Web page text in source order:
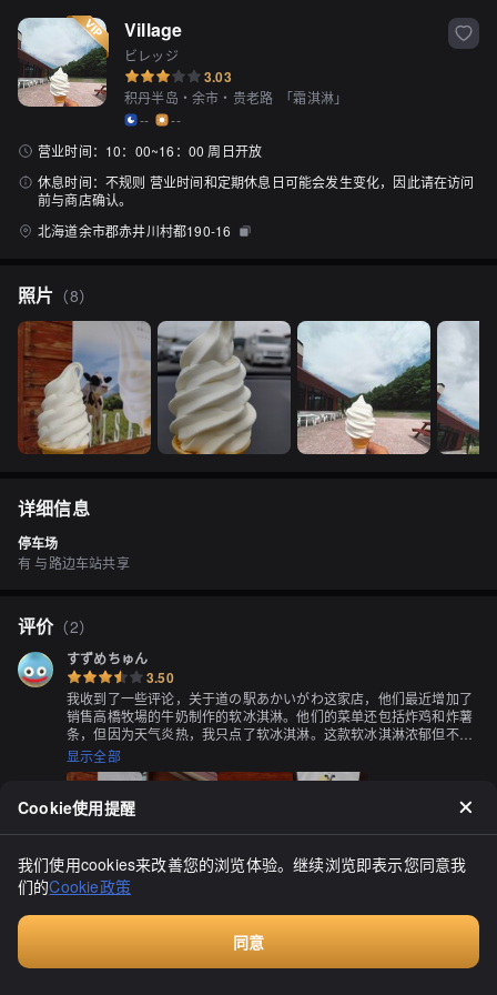
Village
ビレッジ
3.03
积丹半岛・余市・贵老路 「霜淇淋」
--
--
营业时间： 10：00~16：00 周日开放
休息时间： 不规则 营业时间和定期休息日可能会发生变化，因此请在访问
前与商店确认。
北海道余市郡赤井川村都190-16
照片 （8）
详细信息
停车场
有 与路边车站共享
评价（2）
すずめちゅん
3.50
我收到了一些评论，关于道の駅あかいがわ这家店，他们最近增加了
销售高橋牧場的牛奶制作的软冰淇淋。他们的菜单还包括炸鸡和炸薯
条，但因为天气炎热，我只点了软冰淇淋。这款软冰淇淋浓郁但不过
于甜腻，回味清新，带有牛奶的风味。我认为这是一款非常美味的软
冰淇淋，值得再次品尝。感谢"ビレッジ"这家店的美食！
显示全部
3.60
"道の駅あかいがわ"是一家位于从小樽到岩内、倶知安和京極方向的
Cookie使用提醒
我们使用cookies来改善您的浏览体验。继续浏览即表示您同意我
们的Cookie政策
同意